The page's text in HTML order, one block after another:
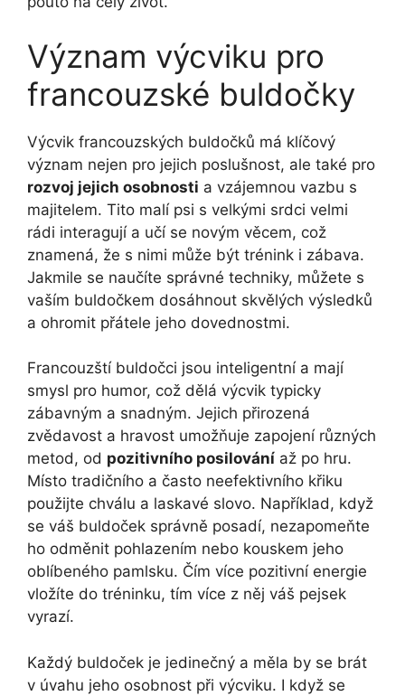
Význam výcviku pro
francouzské buldočky
Výcvik francouzských buldočků má klíčový
význam nejen pro jejich poslušnost, ale také pro
rozvoj jejich osobnosti a vzájemnou vazbu s
majitelem. Tito malí psi s velkými srdci velmi
rádi interagují a učí se novým věcem, což
znamená, že s nimi může být trénink i zábava.
Jakmile se naučíte správné techniky, můžete s
vaším buldočkem dosáhnout skvělých výsledků
a ohromit přátele jeho dovednostmi.
Francouzští buldočci jsou inteligentní a mají
smysl pro humor, což dělá výcvik typicky
zábavným a snadným. Jejich přirozená
zvědavost a hravost umožňuje zapojení různých
metod, od pozitivního posilování až po hru.
Místo tradičního a často neefektivního křiku
použijte chválu a laskavé slovo. Například, když
se váš buldoček správně posadí, nezapomeňte
ho odměnit pohlazením nebo kouskem jeho
oblíbeného pamlsku. Čím více pozitivní energie
vložíte do tréninku, tím více z něj váš pejsek
vyrazí.
Každý buldoček je jedinečný a měla by se brát
v úvahu jeho osobnost při výcviku. I když se